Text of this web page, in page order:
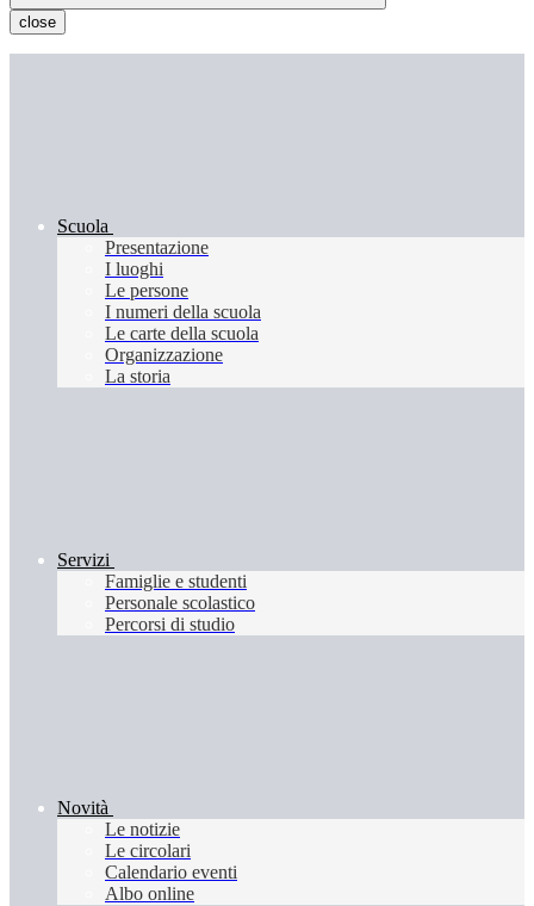
close
Scuola
Presentazione
I luoghi
Le persone
I numeri della scuola
Le carte della scuola
Organizzazione
La storia
Servizi
Famiglie e studenti
Personale scolastico
Percorsi di studio
Novità
Le notizie
Le circolari
Calendario eventi
Albo online